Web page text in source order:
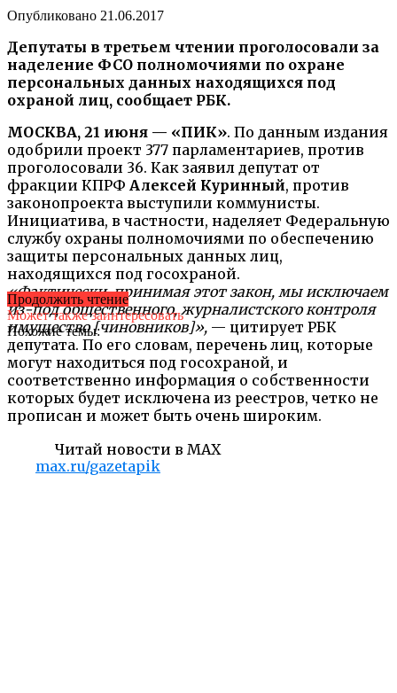
Опубликовано 21.06.2017
Депутаты в третьем чтении проголосовали за
наделение ФСО полномочиями по охране
персональных данных находящихся под
охраной лиц, сообщает РБК.
МОСКВА, 21 июня — «ПИК». По данным издания
одобрили проект 377 парламентариев, против
проголосовали 36. Как заявил депутат от
фракции КПРФ Алексей Куринный, против
законопроекта выступили коммунисты.
Инициатива, в частности, наделяет Федеральную
службу охраны полномочиями по обеспечению
защиты персональных данных лиц,
находящихся под госохраной.
«Фактически, принимая этот закон, мы исключаем
из-под общественного, журналистского контроля
имущество [чиновников]», — цитирует РБК
депутата. По его словам, перечень лиц, которые
могут находиться под госохраной, и
соответственно информация о собственности
которых будет исключена из реестров, четко не
прописан и может быть очень широким.
Читай новости в MAX
max.ru/gazetapik
Продолжить чтение
Может также заинтересовать
Похожие темы: